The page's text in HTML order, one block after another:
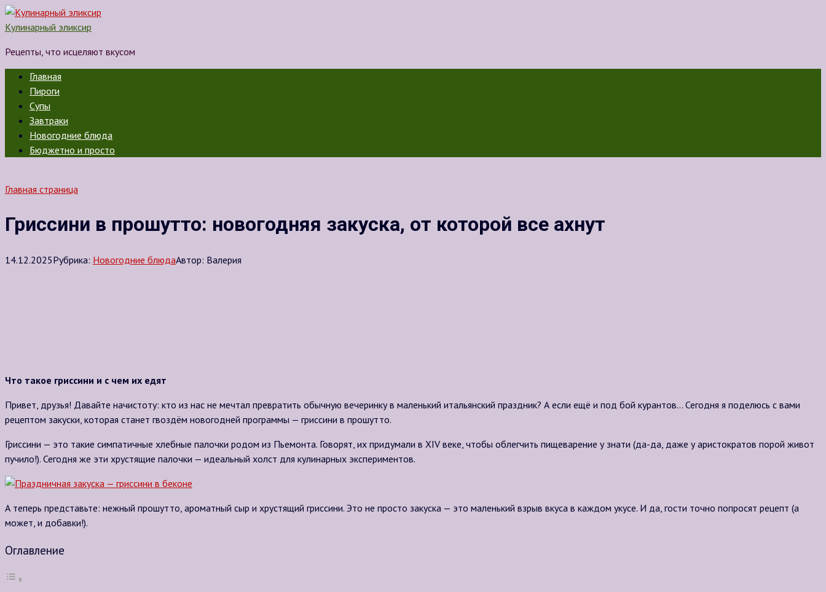
Перейти
к
Кулинарный эликсир
Рецепты, что исцеляют вкусом
Главная
Пироги
Супы
Завтраки
Новогодние блюда
Бюджетно и просто
Главная страница
Гриссини в прошутто: новогодняя закуска, от которой все ахнут
14.12.2025Рубрика: Новогодние блюдаАвтор: Валерия
Что такое гриссини и с чем их едят
Привет, друзья! Давайте начистоту: кто из нас не мечтал превратить обычную вечеринку в маленький итальянский праздник? А если ещё и под бой курантов… Сегодня я поделюсь с вами
рецептом закуски, которая станет гвоздём новогодней программы — гриссини в прошутто.
Гриссини — это такие симпатичные хлебные палочки родом из Пьемонта. Говорят, их придумали в XIV веке, чтобы облегчить пищеварение у знати (да-да, даже у аристократов порой живот
пучило!). Сегодня же эти хрустящие палочки — идеальный холст для кулинарных экспериментов.
А теперь представьте: нежный прошутто, ароматный сыр и хрустящий гриссини. Это не просто закуска — это маленький взрыв вкуса в каждом укусе. И да, гости точно попросят рецепт (а
может, и добавки!).
Оглавление